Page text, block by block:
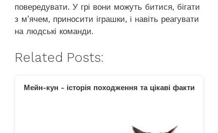
повередувати. У грі вони можуть битися, бігати
з м’ячем, приносити іграшки, і навіть реагувати
на людські команди.
Related Posts:
Мейн-кун - історія походження та цікаві факти